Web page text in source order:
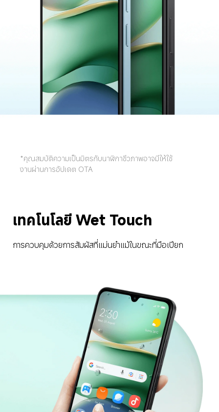
*คุณสมบัติความเป็นมิตรกับนาฬิกาชีวภาพอาจมีให้ใช้
งานผ่านการอัปเดต OTA
เทคโนโลยี Wet Touch
การควบคุมด้วยการสัมผัสที่แม่นยำแม้ในขณะที่มือเปียก